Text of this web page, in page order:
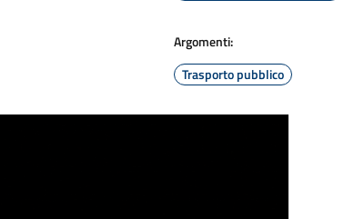
Argomenti:
Trasporto pubblico